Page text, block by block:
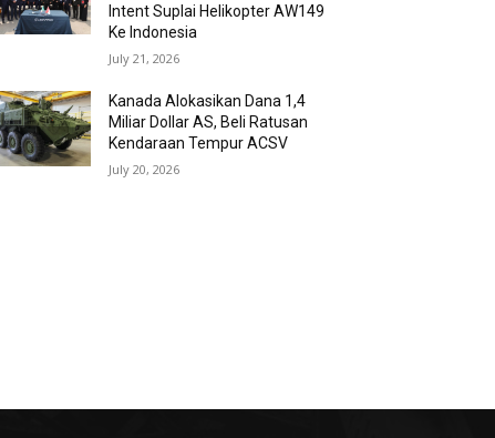
Intent Suplai Helikopter AW149
Ke Indonesia
July 21, 2026
Kanada Alokasikan Dana 1,4
Miliar Dollar AS, Beli Ratusan
Kendaraan Tempur ACSV
July 20, 2026